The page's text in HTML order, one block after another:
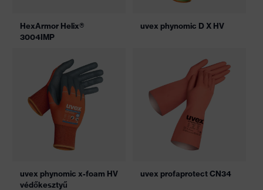
HexArmor Helix®
3004IMP
uvex phynomic D X HV
uvex phynomic x-foam HV
védőkesztyű
uvex profaprotect CN34